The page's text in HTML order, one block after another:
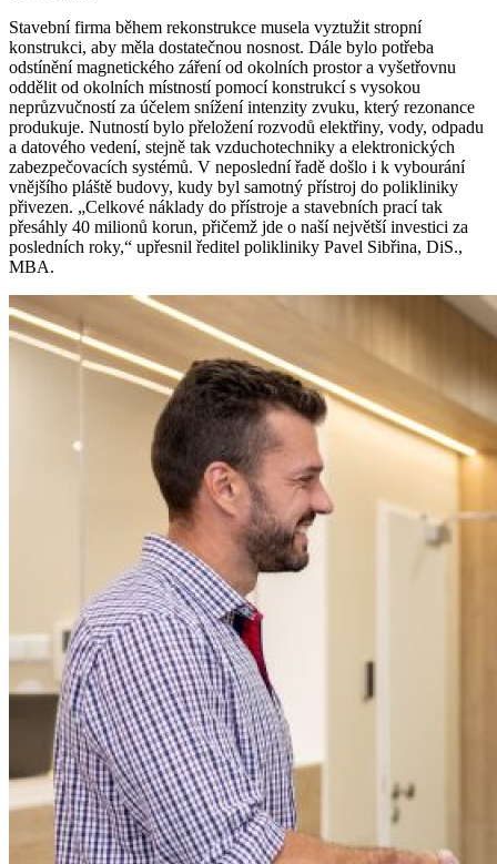
Stavební firma během rekonstrukce musela vyztužit stropní
konstrukci, aby měla dostatečnou nosnost. Dále bylo potřeba
odstínění magnetického záření od okolních prostor a vyšetřovnu
oddělit od okolních místností pomocí konstrukcí s vysokou
neprůzvučností za účelem snížení intenzity zvuku, který rezonance
produkuje. Nutností bylo přeložení rozvodů elektřiny, vody, odpadu
a datového vedení, stejně tak vzduchotechniky a elektronických
zabezpečovacích systémů. V neposlední řadě došlo i k vybourání
vnějšího pláště budovy, kudy byl samotný přístroj do polikliniky
přivezen. „Celkové náklady do přístroje a stavebních prací tak
přesáhly 40 milionů korun, přičemž jde o naší největší investici za
posledních roky,“ upřesnil ředitel polikliniky Pavel Sibřina, DiS.,
MBA.